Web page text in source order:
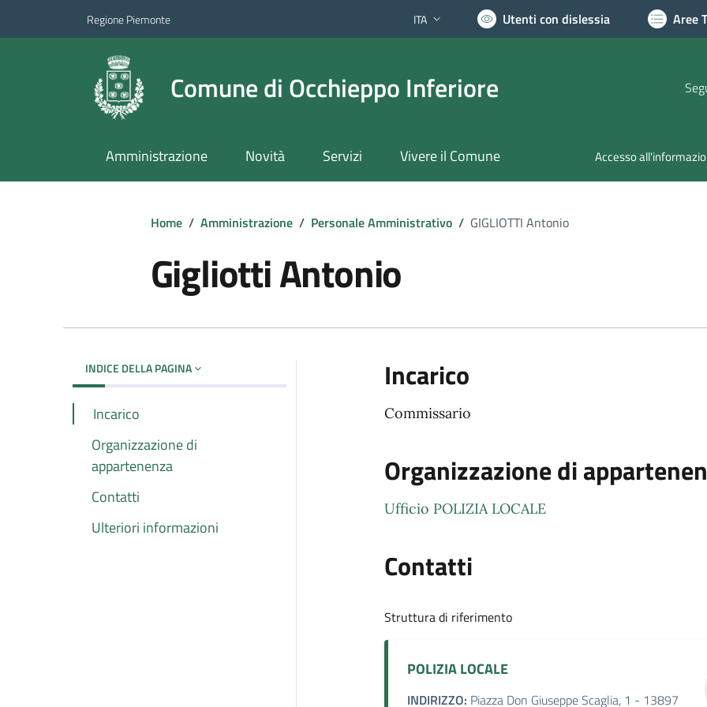
Regione Piemonte Lingua attiva:
ITA Utenti con dislessia Aree
Comune di Occhieppo Inferiore
Amministrazione Novità Servizi Vivere il Comune Accesso
Home / Amministrazione / Personale Amministrativo / GIGLIOTTI Antonio
Gigliotti Antonio
INDICE DELLA PAGINA
Incarico
Organizzazione di
appartenenza
Contatti
Ulteriori informazioni
Incarico
Commissario
Organizzazione di
Ufficio POLIZIA LOCALE
Contatti
Struttura di riferimento
POLIZIA LOCALE
INDIRIZZO: Piazza Don Giuseppe Scaglia, 1 - 13897